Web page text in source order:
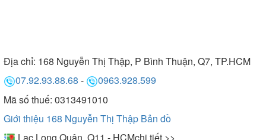
Địa chỉ: 168 Nguyễn Thị Thập, P Bình Thuận, Q7, TP.HCM
07.92.93.88.68 -
0963.928.599
Mã số thuế: 0313491010
Giới thiệu 168 Nguyễn Thị Thập Bản đồ